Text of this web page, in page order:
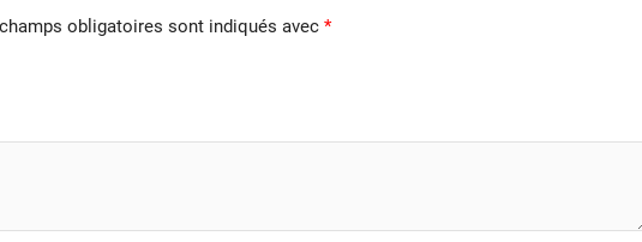
obligatoires sont indiqués avec *